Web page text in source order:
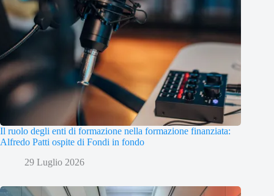
Il ruolo degli enti di formazione nella formazione finanziata:
Alfredo Patti ospite di Fondi in fondo
29 Luglio 2026